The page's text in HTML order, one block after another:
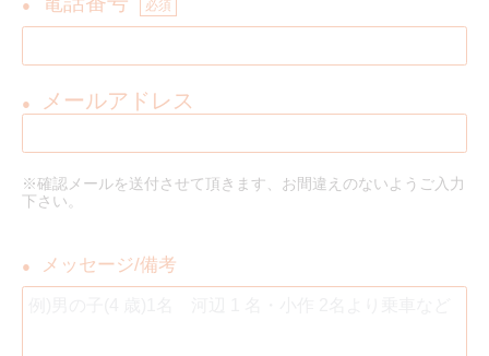
● 必須
● メールアドレス
※確認メールを送付させて頂きます、お間違えのないようご入力
下さい。
● メッセージ/備考